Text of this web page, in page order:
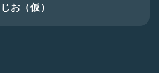
豆（森戸酒造）
recipes.php?id=5
お（仮）